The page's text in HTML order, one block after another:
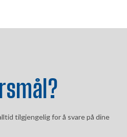
​tilgjengelig for å svare på dine